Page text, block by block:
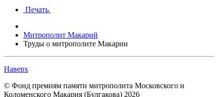
Печать
Митрополит Макарий
Труды о митрополите Макарии
Наверх
© Фонд премиям памяти митрополита Московского и
Коломенского Макария (Булгакова) 2026